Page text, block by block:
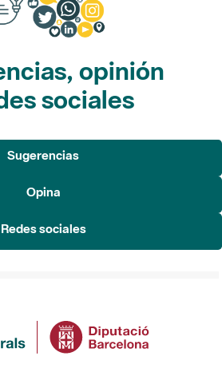
opinión
sociales
Sugerencias
Opina
Redes sociales